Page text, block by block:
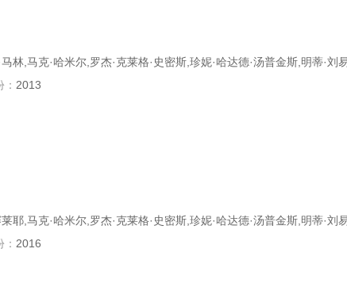
林,马克·哈米尔,罗杰·克莱格·史密斯,珍妮·哈达德·汤普金斯,明蒂·刘
2013
耶,马克·哈米尔,罗杰·克莱格·史密斯,珍妮·哈达德·汤普金斯,明蒂·刘
2016